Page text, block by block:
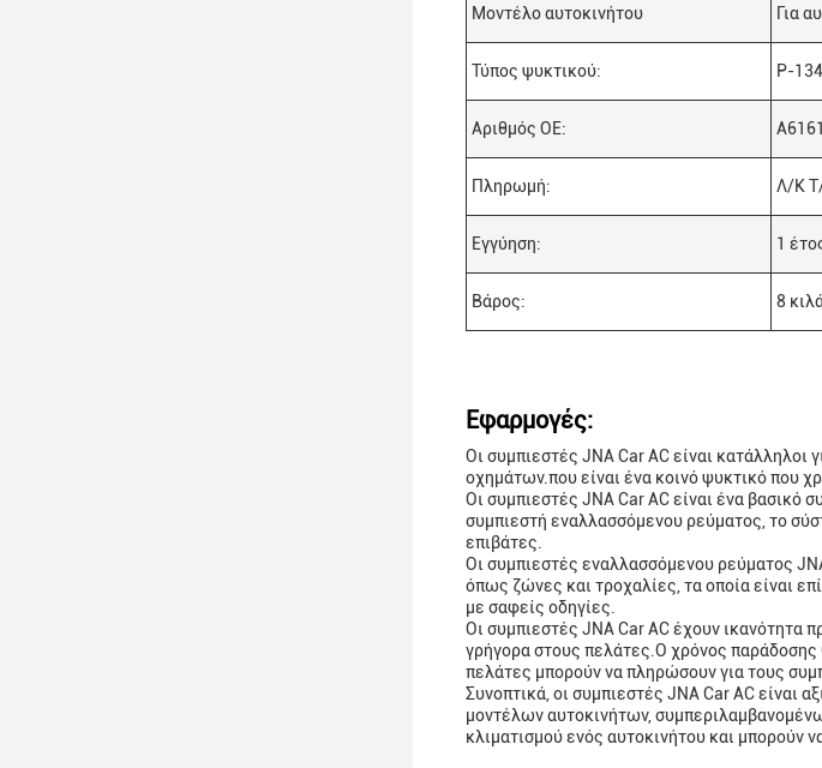
Μοντέλο αυτοκινήτου Για
Τύπος ψυκτικού: Ρ-
Αριθμός ΟΕ:
Πληρωμή: Λ/Κ
Εγγύηση: 1
Βάρος: 8
Εφαρμογές:
Οι συμπιεστές JNA Car AC είναι
οχημάτων.που είναι ένα κοινό ψυκτικό που
Οι συμπιεστές JNA Car AC είναι ένα βασικό
συμπιεστή εναλλασσόμενου ρεύματος, το
επιβάτες.
Οι συμπιεστές εναλλασσόμενου ρεύματος
όπως ζώνες και τροχαλίες, τα οποία είναι
με σαφείς οδηγίες.
Οι συμπιεστές JNA Car AC έχουν ικανότητα
γρήγορα στους πελάτες.Ο χρόνος παράδοσης
πελάτες μπορούν να πληρώσουν για τους
Συνοπτικά, οι συμπιεστές JNA Car AC είναι
μοντέλων αυτοκινήτων,
κλιματισμού ενός αυτοκινήτου και μπορούν